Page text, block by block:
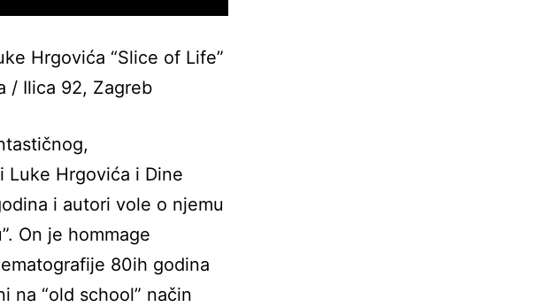
Hrgovića “Slice of Life”
/ Ilica 92, Zagreb
Luke Hrgovića i Dine
i autori vole o njemu
On je hommage
80ih godina
na “old school” način